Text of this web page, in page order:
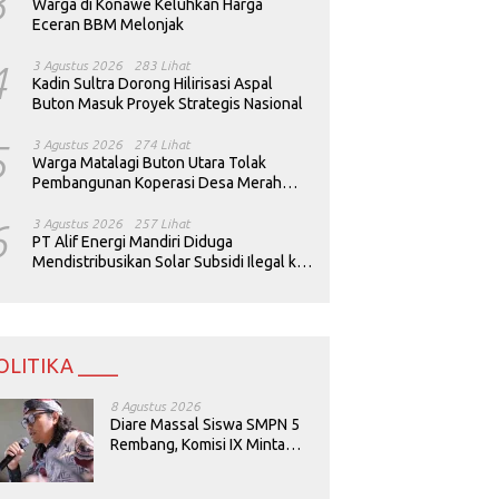
Warga di Konawe Keluhkan Harga
Eceran BBM Melonjak
3 Agustus 2026 283 Lihat
Kadin Sultra Dorong Hilirisasi Aspal
Buton Masuk Proyek Strategis Nasional
3 Agustus 2026 274 Lihat
Warga Matalagi Buton Utara Tolak
Pembangunan Koperasi Desa Merah
3 Agustus 2026 257 Lihat
PT Alif Energi Mandiri Diduga
Mendistribusikan Solar Subsidi Ilegal ke
____
8 Agustus 2026
Diare Massal Siswa SMPN 5
Rembang, Komisi IX Minta